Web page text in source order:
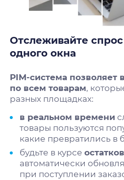
Отслеживайте
одного окна
PIM-система позволяет
по всем товарам,
разных площадках:
в реальном времени
товары пользуются
какие превратились в
будьте в курсе остатков
автоматически
при поступлении